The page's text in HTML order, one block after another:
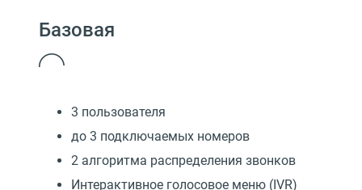
Базовая
3 пользователя
до 3 подключаемых номеров
2 алгоритма распределения звонков
Интерактивное голосовое меню (IVR)